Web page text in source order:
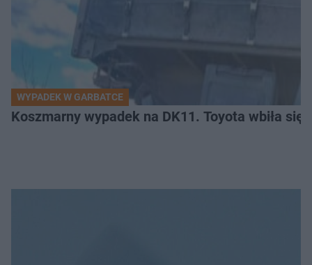
WYPADEK W GARBATCE
Koszmarny wypadek na DK11. Toyota wbiła się